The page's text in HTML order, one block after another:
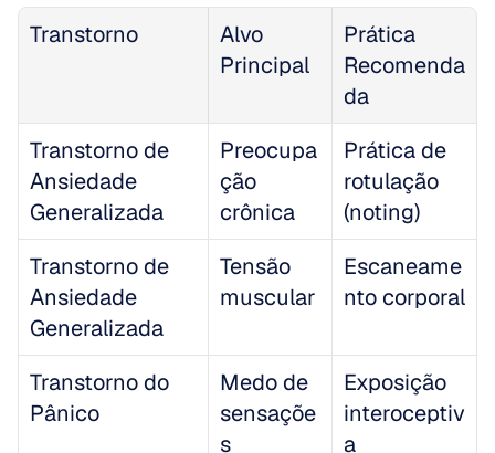
Transtorno
Alvo
Principal
Prática
Recomenda
da
Transtorno de
Ansiedade
Generalizada
Preocupa
ção
crônica
Prática de
rotulação
(noting)
Transtorno de
Ansiedade
Generalizada
Tensão
muscular
Escaneame
nto corporal
Transtorno do
Pânico
Medo de
sensaçõe
s
Exposição
interoceptiv
a